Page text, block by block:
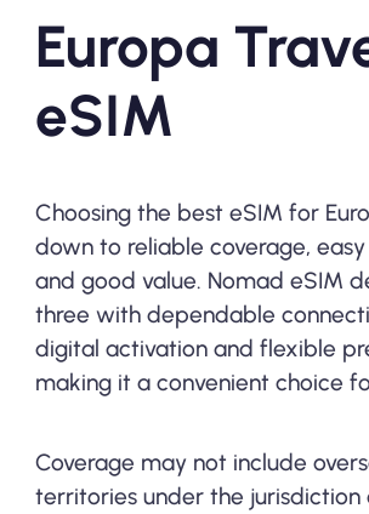
Europa
eSIM
Choosing the best eSIM for
down to reliable coverage,
and good value. Nomad eSIM
three with dependable
digital activation and flexible
making it a convenient choice
Coverage may not include
territories under the jurisdiction